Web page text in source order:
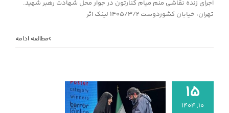
اجرای زنده نقاشی منم میام کنارتون در جوار محل شهادت رهبر شهید.
تهران، خیابان کشوردوست ۱۴۰۵/۳/۲ لینک اثر
مطالعه ادامه
۱۵
۱۰, ۱۴۰۴